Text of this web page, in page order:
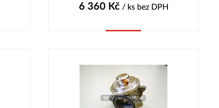
6 360 Kč/ ks bez DPH